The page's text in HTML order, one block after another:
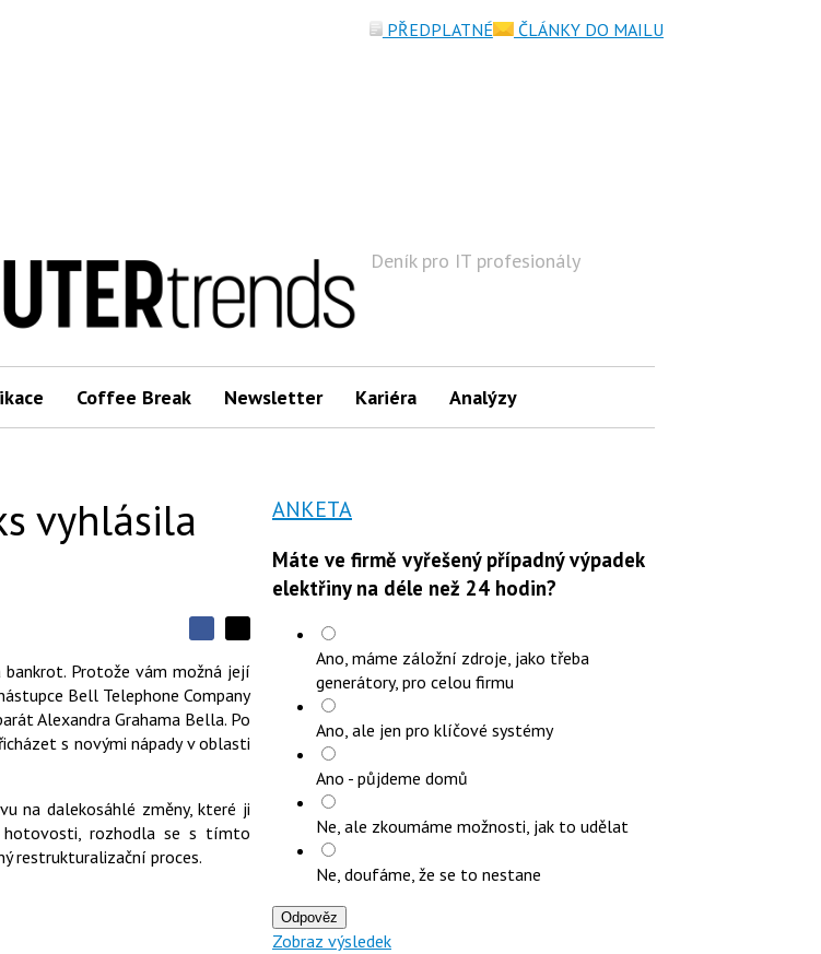
Deník pro IT profesionály
Coffee Break Newsletter Kariéra Analýzy
vyhlásila
S
d
í
l
e
S
í
l
j
t
F
d
í
l
e
t
t
Protože vám možná její
Bell Telephone Company
Alexandra Grahama Bella. Po
s novými nápady v oblasti
na dalekosáhlé změny, které ji
hotovosti, rozhodla se s tímto
restrukturalizační proces.
ANKETA
Máte ve firmě vyřešený případný výpadek
elektřiny na déle než 24 hodin?
Ano, máme záložní zdroje, jako třeba
generátory, pro celou firmu
Ano, ale jen pro klíčové systémy
Ano - půjdeme domů
Ne, ale zkoumáme možnosti, jak to udělat
Ne, doufáme, že se to nestane
Odpověz
Zobraz výsledek
PŘEDPLATNÉ ČLÁNKY DO MAILU